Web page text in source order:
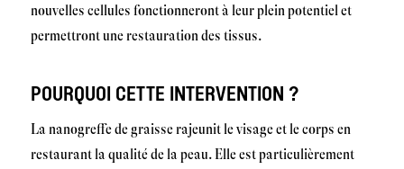
nouvelles cellules fonctionneront à leur plein potentiel et
permettront une restauration des tissus.
POURQUOI CETTE INTERVENTION ?
La nanogreffe de graisse rajeunit le visage et le corps en
restaurant la qualité de la peau. Elle est particulièrement